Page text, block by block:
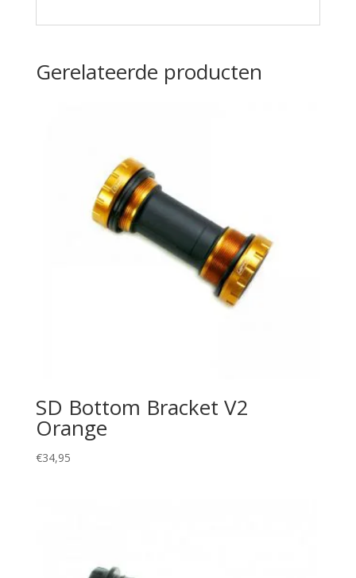
Gerelateerde producten
SD Bottom Bracket V2
Orange
€34,95